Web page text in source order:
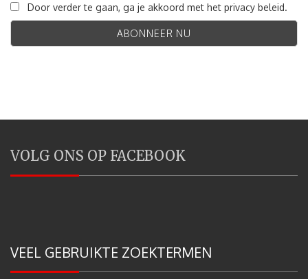
Door verder te gaan, ga je akkoord met het privacy beleid.
VOLG ONS OP FACEBOOK
VEEL GEBRUIKTE ZOEKTERMEN